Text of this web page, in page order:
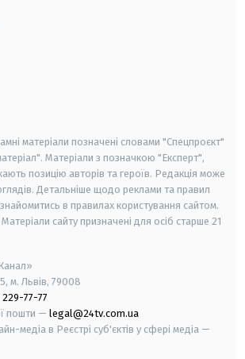
матеріали позначені словами "Спецпроєкт"
Матеріали з позначкою "Експерт",
позицію авторів та героїв. Редакція може
Детальніше щодо реклами та правил
в правилах користування сайтом.
Матеріали сайту призначені для осіб старше 21
м. Львів, 79008
77-77
пошти — legal@24tv.com.ua
медіа в Реєстрі суб'єктів у сфері медіа —